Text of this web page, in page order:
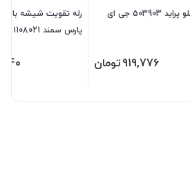
رله سه قلو پراید 503903 جی ای
919,776تومان
پارس سمند 1108021 اماتا صمد